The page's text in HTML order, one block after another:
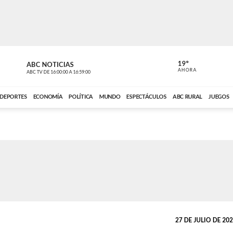
ABC NOTICIAS
ABC TV DE 16:00:00 A 16:59:00 ABC CARDINAL
19º
AHORA
DEPORTES ECONOMÍA POLÍTICA MUNDO ESPECTÁCULOS ABC RURAL JUEGOS
27 DE JULIO DE